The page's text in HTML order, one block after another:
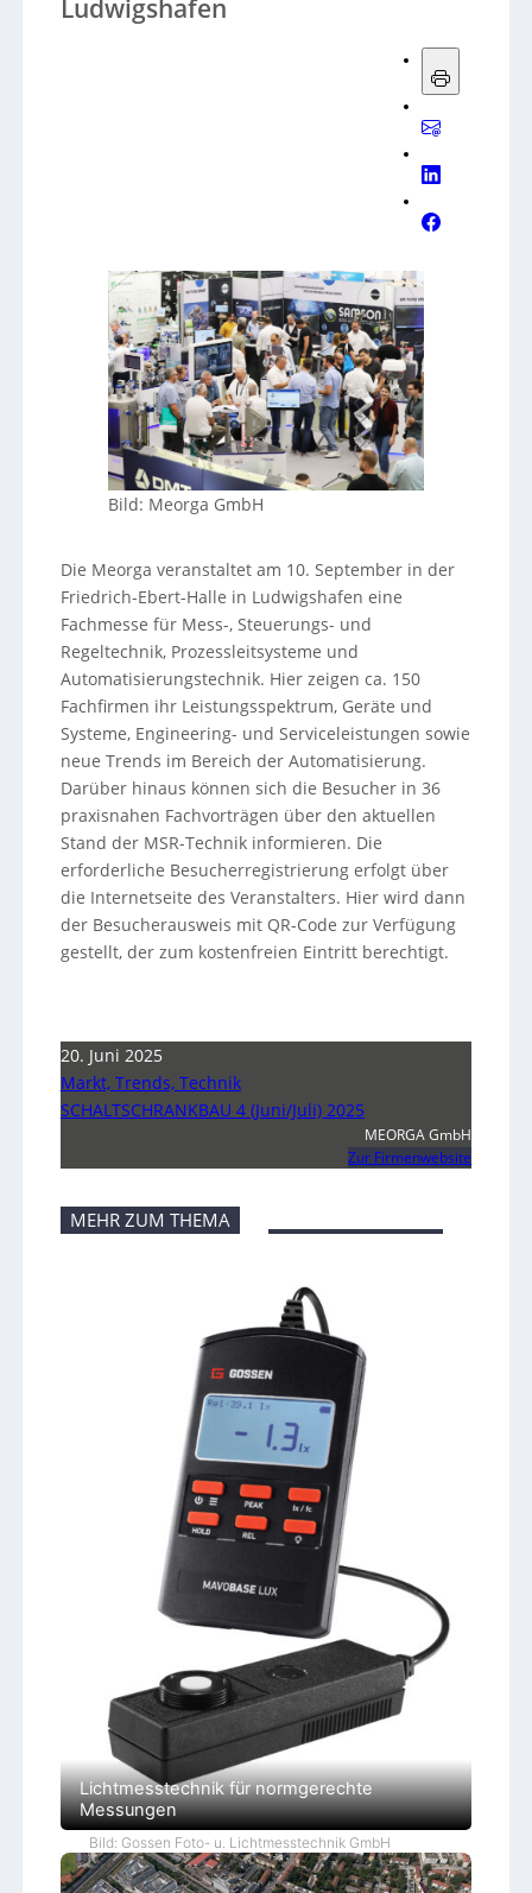
Ludwigshafen
Bild: Meorga GmbH
Die Meorga veranstaltet am 10. September in der
Friedrich-Ebert-Halle in Ludwigshafen eine
Fachmesse für Mess-, Steuerungs- und
Regeltechnik, Prozessleitsysteme und
Automatisierungstechnik. Hier zeigen ca. 150
Fachfirmen ihr Leistungsspektrum, Geräte und
Systeme, Engineering- und Serviceleistungen sowie
neue Trends im Bereich der Automatisierung.
Darüber hinaus können sich die Besucher in 36
praxisnahen Fachvorträgen über den aktuellen
Stand der MSR-Technik informieren. Die
erforderliche Besucherregistrierung erfolgt über
die Internetseite des Veranstalters. Hier wird dann
der Besucherausweis mit QR-Code zur Verfügung
gestellt, der zum kostenfreien Eintritt berechtigt.
20. Juni 2025
Markt, Trends, Technik
SCHALTSCHRANKBAU 4 (Juni/Juli) 2025
MEORGA GmbH
Zur Firmenwebsite
MEHR ZUM THEMA
Lichtmesstechnik für normgerechte
Messungen
Bild: Gossen Foto- u. Lichtmesstechnik GmbH